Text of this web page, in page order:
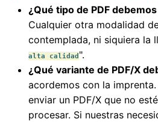
¿Qué tipo de PDF
Cualquier otra modalidad
contemplada, ni siquiera la
alta calidad ".
¿Qué variante de PDF/X
acordemos con la
enviar un PDF/X que no
procesar. Si nuestras